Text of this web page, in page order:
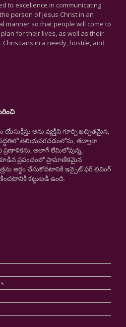
to excellence in communicating
person of Jesus Christ in an
manner so that people will come to
for their lives, as well as their
in a needy, hostile, and
అను వ్యక్తిని గూర్చి ఖచ్చితమైన,
తెలియపరచడంలోను, తద్వారా
ప్రణాళికను, అలాగే లేమిలోవున్న,
ప్రపంచంలో ప్రామాణికమైన
అర్థం చేసుకోవటానికి ఇన్సైట్ ఫర్ లివింగ్
కట్టుబడి ఉంది.